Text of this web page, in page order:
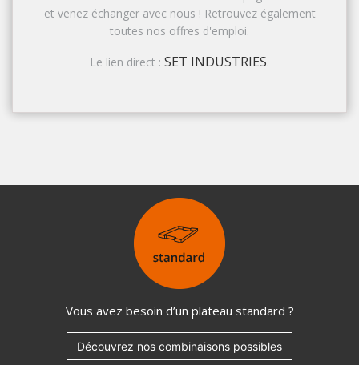
et venez échanger avec nous ! Retrouvez également
toutes nos offres d'emploi.
Le lien direct : SET INDUSTRIES.
Vous avez besoin d’un plateau standard ?
Découvrez nos combinaisons possibles